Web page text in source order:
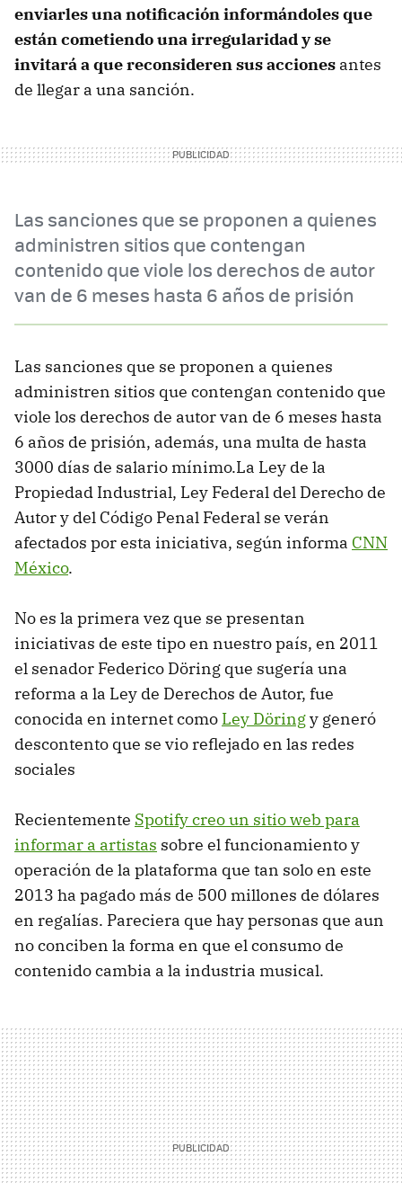
enviarles una notificación informándoles que
están cometiendo una irregularidad y se
invitará a que reconsideren sus acciones antes
de llegar a una sanción.
Las sanciones que se proponen a quienes
administren sitios que contengan
contenido que viole los derechos de autor
van de 6 meses hasta 6 años de prisión
Las sanciones que se proponen a quienes
administren sitios que contengan contenido que
viole los derechos de autor van de 6 meses hasta
6 años de prisión, además, una multa de hasta
3000 días de salario mínimo.La Ley de la
Propiedad Industrial, Ley Federal del Derecho de
Autor y del Código Penal Federal se verán
afectados por esta iniciativa, según informa CNN
México.
No es la primera vez que se presentan
iniciativas de este tipo en nuestro país, en 2011
el senador Federico Döring que sugería una
reforma a la Ley de Derechos de Autor, fue
conocida en internet como Ley Döringy generó
descontento que se vio reflejado en las redes
sociales
Recientemente Spotify creo un sitio web para
informar a artistas sobre el funcionamiento y
operación de la plataforma que tan solo en este
2013 ha pagado más de 500 millones de dólares
en regalías. Pareciera que hay personas que aun
no conciben la forma en que el consumo de
contenido cambia a la industria musical.